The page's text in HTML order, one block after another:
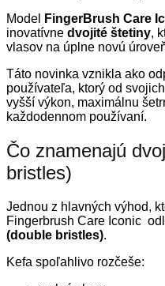
Model
FingerBrush Care
inovatívne dvojité štetiny,
vlasov na úplne novú
Táto novinka vznikla ako
používateľa, ktorý od
vyšší výkon, maximálnu
každodennom používaní.
Čo znamenajú
bristles)
Jednou z hlavných výhod,
Fingerbrush Care Iconic
(double bristles).
Kefa spoľahlivo rozčeše: